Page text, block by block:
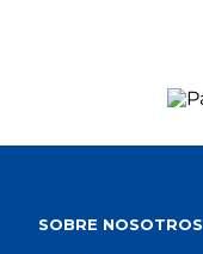
SOBRE NOSOTROS